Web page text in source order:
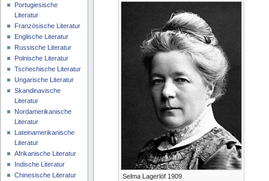
Selma Lagerlöf 1909
Portugiesische
Literatur
Französische Literatur
Englische Literatur
Russische Literatur
Polnische Literatur
Tschechische Literatur
Ungarische Literatur
Skandinavische
Literatur
Nordamerikanische
Literatur
Lateinamerikanische
Literatur
Afrikanische Literatur
Indische Literatur
Chinesische Literatur